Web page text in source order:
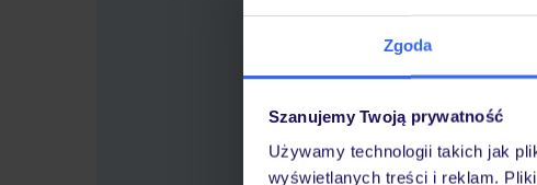
Zgoda
Szanujemy Twoją prywatność
Używamy technologii takich jak
wyświetlanych treści i reklam.
Wybierz